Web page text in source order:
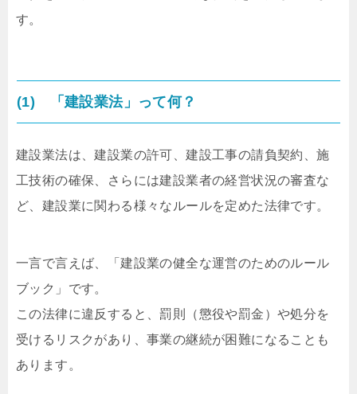
す。
(1) 「建設業法」って何？
建設業法は、建設業の許可、建設工事の請負契約、施
工技術の確保、さらには建設業者の経営状況の審査な
ど、建設業に関わる様々なルールを定めた法律です。
一言で言えば、「建設業の健全な運営のためのルール
ブック」です。
この法律に違反すると、罰則（懲役や罰金）や処分を
受けるリスクがあり、事業の継続が困難になることも
あります。